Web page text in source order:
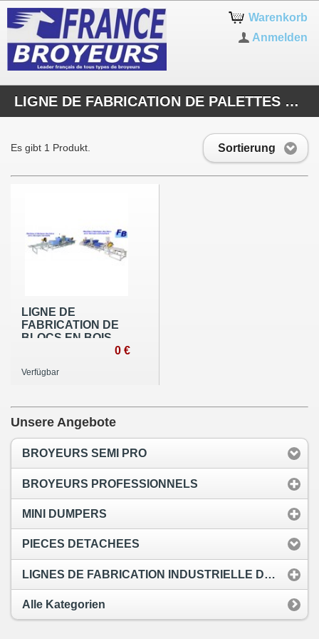
Warenkorb
Anmelden
LIGNE DE FABRICATION DE PALETTES MOULEES
Sortierung
Es gibt 1 Produkt.
LIGNE DE
FABRICATION DE
BLOCS EN BOIS
0 €
Verfügbar
Unsere Angebote
BROYEURS SEMI PRO
BROYEURS PROFESSIONNELS
MINI DUMPERS
PIECES DETACHEES
LIGNES DE FABRICATION INDUSTRIELLE DE PELLETS
Alle Kategorien